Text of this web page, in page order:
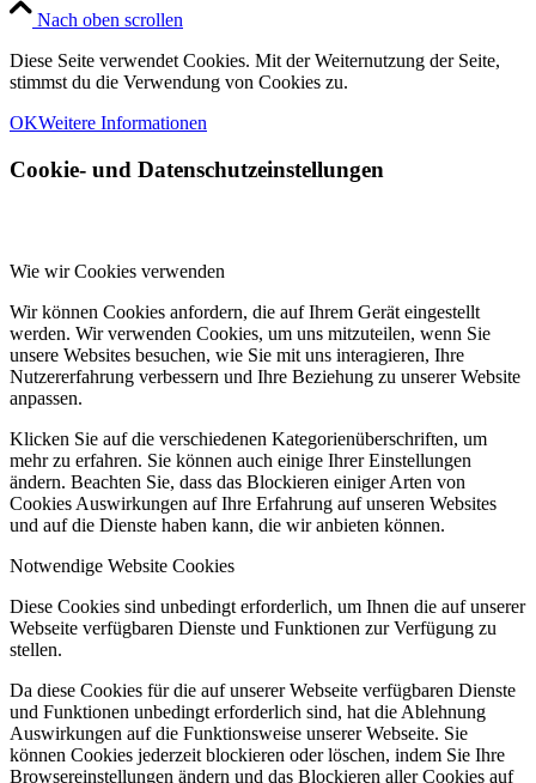
Nach oben scrollen
Diese Seite verwendet Cookies. Mit der Weiternutzung der Seite,
stimmst du die Verwendung von Cookies zu.
OKWeitere Informationen
Cookie- und Datenschutzeinstellungen
Wie wir Cookies verwenden
Wir können Cookies anfordern, die auf Ihrem Gerät eingestellt
werden. Wir verwenden Cookies, um uns mitzuteilen, wenn Sie
unsere Websites besuchen, wie Sie mit uns interagieren, Ihre
Nutzererfahrung verbessern und Ihre Beziehung zu unserer Website
anpassen.
Klicken Sie auf die verschiedenen Kategorienüberschriften, um
mehr zu erfahren. Sie können auch einige Ihrer Einstellungen
ändern. Beachten Sie, dass das Blockieren einiger Arten von
Cookies Auswirkungen auf Ihre Erfahrung auf unseren Websites
und auf die Dienste haben kann, die wir anbieten können.
Notwendige Website Cookies
Diese Cookies sind unbedingt erforderlich, um Ihnen die auf unserer
Webseite verfügbaren Dienste und Funktionen zur Verfügung zu
stellen.
Da diese Cookies für die auf unserer Webseite verfügbaren Dienste
und Funktionen unbedingt erforderlich sind, hat die Ablehnung
Auswirkungen auf die Funktionsweise unserer Webseite. Sie
können Cookies jederzeit blockieren oder löschen, indem Sie Ihre
Browsereinstellungen ändern und das Blockieren aller Cookies auf